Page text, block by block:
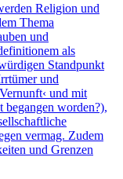
Religion und
Thema
und
als
Standpunkt
und
und mit
begangen worden?),
vermag. Zudem
und Grenzen